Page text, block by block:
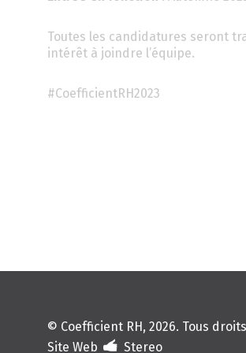
Toutes les candidatures seront
intérêt à joindre l’équipe.
#CoefficientRH2023
© Coefficient RH, 2026. Tous
Site Web
Stereo